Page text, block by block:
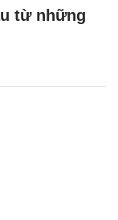
từ những